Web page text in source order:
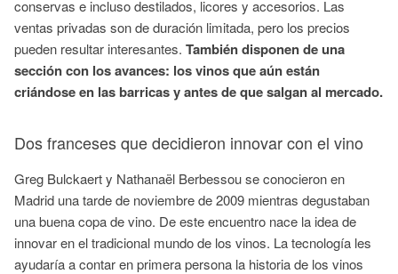
conservas e incluso destilados, licores y accesorios. Las
ventas privadas son de duración limitada, pero los precios
pueden resultar interesantes. También disponen de una
sección con los avances: los vinos que aún están
criándose en las barricas y antes de que salgan al mercado.
Dos franceses que decidieron innovar con el vino
Greg Bulckaert y Nathanaël Berbessou se conocieron en
Madrid una tarde de noviembre de 2009 mientras degustaban
una buena copa de vino. De este encuentro nace la idea de
innovar en el tradicional mundo de los vinos. La tecnología les
ayudaría a contar en primera persona la historia de los vinos